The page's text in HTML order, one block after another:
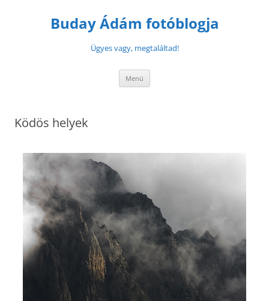
Buday Ádám fotóblogja
Ügyes vagy, megtaláltad!
Menü
Ködös helyek